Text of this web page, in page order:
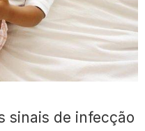
sinais de infecção